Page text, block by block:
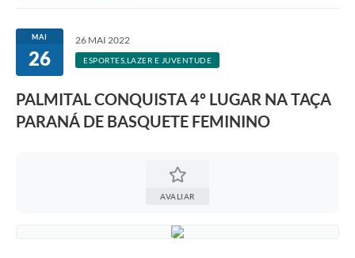
Departamentos
Câmara Municipal
MAI
26
26 MAI 2022
ESPORTES,LAZER E JUVENTUDE
PALMITAL CONQUISTA 4º LUGAR NA TAÇA
PARANÁ DE BASQUETE FEMININO
AVALIAR